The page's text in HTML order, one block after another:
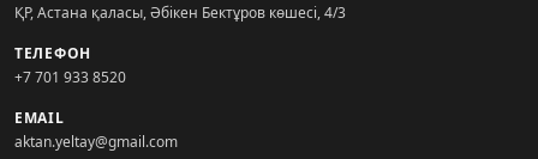
ҚР, Астана қаласы, Әбікен Бектұров көшесі, 4/3
ТЕЛЕФОН
+7 701 933 8520
EMAIL
aktan.yeltay@gmail.com